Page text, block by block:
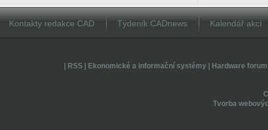
Kontakty redakce CAD Týdeník CADnews Kalendář akcí
RSS| Ekonomické a informační systémy| Hardware forum
Tvorba